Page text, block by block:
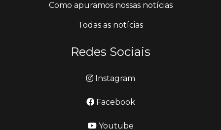
Como apuramos nossas notícias
Todas as notícias
Redes Sociais
Instagram
Facebook
Youtube